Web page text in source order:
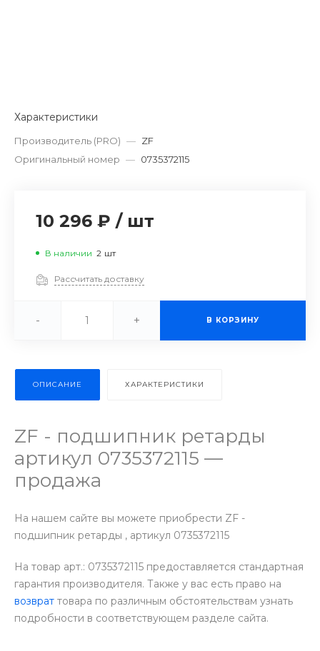
Характеристики
Производитель (PRO) — ZF
Оригинальный номер — 0735372115
10 296 ₽ / шт
В наличии 2 шт
Рассчитать доставку
- + В КОРЗИНУ
ОПИСАНИЕ ХАРАКТЕРИСТИКИ
ZF - подшипник ретарды
артикул 0735372115 —
продажа
На нашем сайте вы можете приобрести ZF -
подшипник ретарды , артикул 0735372115
На товар арт.: 0735372115 предоставляется стандартная
гарантия производителя. Также у вас есть право на
возврат товара по различным обстоятельствам узнать
подробности в соответствующем разделе сайта.